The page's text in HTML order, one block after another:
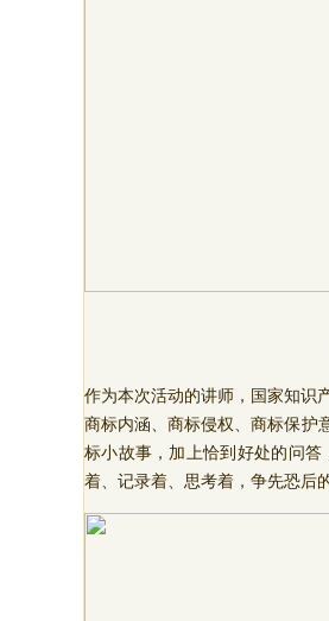
作为本次活动的讲师，国家知识
商标内涵、商标侵权、商标保护
标小故事，加上恰到好处的问
着、记录着、思考着，争先恐后